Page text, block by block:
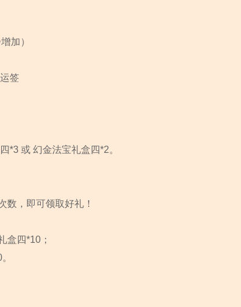
加）
签
*3 或 幻金法宝礼盒四*2。
数，即可领取好礼！
盒四*10；